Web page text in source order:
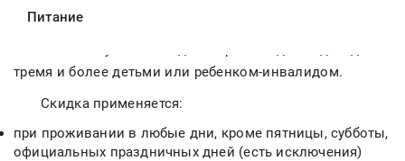
Питание
Мы рады Вам и Вашим детям!
тремя и более детьми или ребенком-инвалидом.
Скидка применяется:
при проживании в любые дни, кроме пятницы, субботы,
официальных праздничных дней (есть исключения)